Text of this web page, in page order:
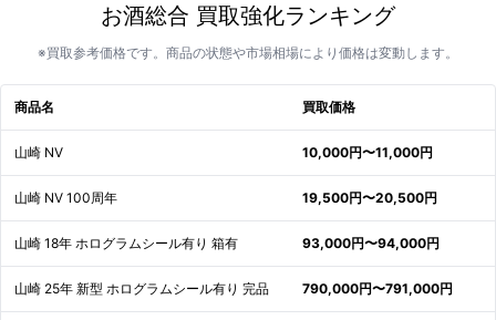
お酒総合 買取強化ランキング
※買取参考価格です。商品の状態や市場相場により価格は変動します。
商品名 買取価格
山崎 NV 10,000円〜11,000円
山崎 NV 100周年 19,500円〜20,500円
山崎 18年 ホログラムシール有り 箱有 93,000円〜94,000円
山崎 25年 新型 ホログラムシール有り 完品 790,000円〜791,000円